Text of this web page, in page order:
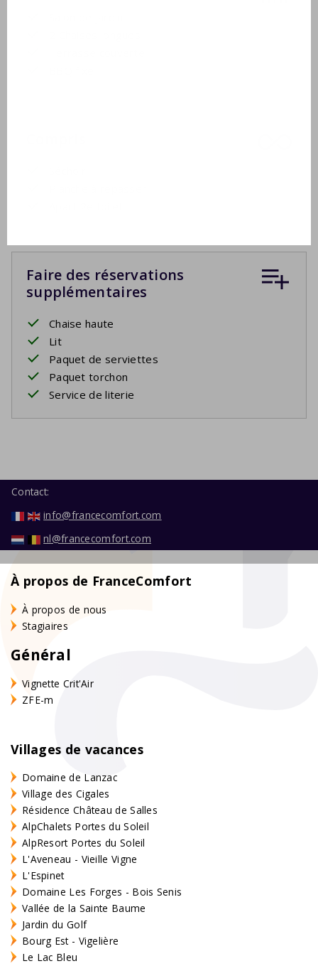
Faire des réservations
supplémentaires
Chaise haute
Lit
Paquet de serviettes
Paquet torchon
Service de literie
Contact:
info@francecomfort.com
nl@francecomfort.com
À propos de FranceComfort
À propos de nous
Stagiaires
Général
Vignette Crit'Air
ZFE-m
Villages de vacances
Domaine de Lanzac
Village des Cigales
Résidence Château de Salles
AlpChalets Portes du Soleil
AlpResort Portes du Soleil
L'Aveneau - Vieille Vigne
L'Espinet
Domaine Les Forges - Bois Senis
Vallée de la Sainte Baume
Jardin du Golf
Bourg Est - Vigelière
Le Lac Bleu